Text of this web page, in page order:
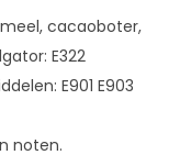
cacaoboter,
E322
E901 E903
noten.